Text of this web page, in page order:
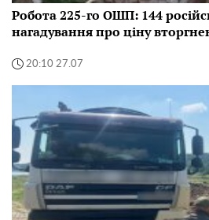
Робота 225-го ОШП: 144
нагадування про ціну
20:10 27.07